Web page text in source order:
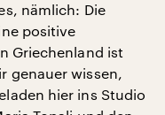
nämlich: Die
positive
Griechenland ist
genauer wissen,
hier ins Studio